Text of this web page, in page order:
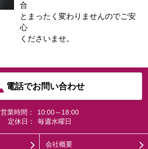
合
とまったく変わりませんのでご安
心
くださいませ。
電話でお問い合わせ
営業時間：
10:00～18:00
定休日：
毎週水曜日
会社概要